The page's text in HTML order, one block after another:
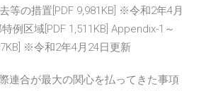
等の措置[PDF 9,981KB] ※令和2年4月
例区域[PDF 1,511KB] Appendix-1～
※令和2年4月24日更新
連合が最大の関心を払ってきた事項